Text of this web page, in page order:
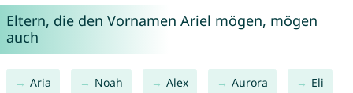
Eltern, die den Vornamen Ariel mögen, mögen
auch
Aria Noah Alex Aurora Eli